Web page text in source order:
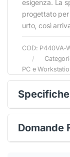
esigenza. La
progettato
urto, così
COD: P440VA-
PC e
Specifiche
Domande